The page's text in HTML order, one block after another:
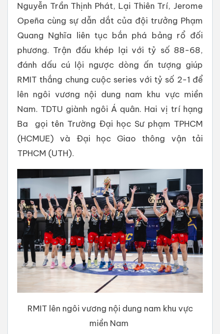
Nguyễn Trần Thịnh Phát, Lại Thiên Trí, Jerome
Opeña cùng sự dẫn dắt của đội trưởng Phạm
Quang Nghĩa liên tục bắn phá bảng rổ đối
phương. Trận đấu khép lại với tỷ số 88-68,
đánh dấu cú lội ngược dòng ấn tượng giúp
RMIT thắng chung cuộc series với tỷ số 2-1 để
lên ngôi vương nội dung nam khu vực miền
Nam. TDTU giành ngôi Á quân. Hai vị trí hạng
Ba gọi tên Trường Đại học Sư phạm TPHCM
(HCMUE) và Đại học Giao thông vận tải
TPHCM (UTH).
RMIT lên ngôi vương nội dung nam khu vực
miền Nam